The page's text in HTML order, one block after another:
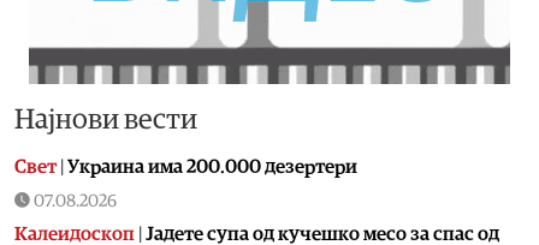
Најнови вести
Свет| Украина има 200.000 дезертери
07.08.2026
Калеидоскоп | Jадете супа од кучешко месо за спас од